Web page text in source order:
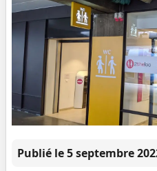
Publié le 5 septembre